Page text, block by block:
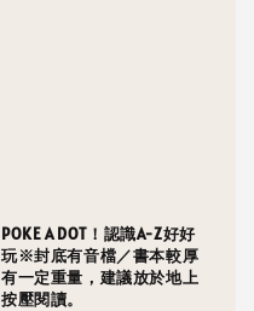
POKE A DOT！認識A-Z好好
玩※封底有音檔／書本較厚
有一定重量，建議放於地上
按壓閱讀。